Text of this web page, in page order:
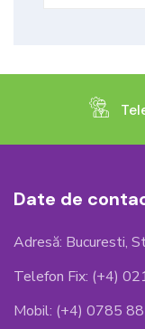
Date de
Adresă: Bucuresti,
Telefon Fix: (+4)
Mobil: (+4) 0785